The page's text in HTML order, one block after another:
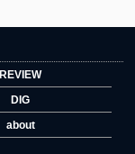
REVIEW
DIG
about